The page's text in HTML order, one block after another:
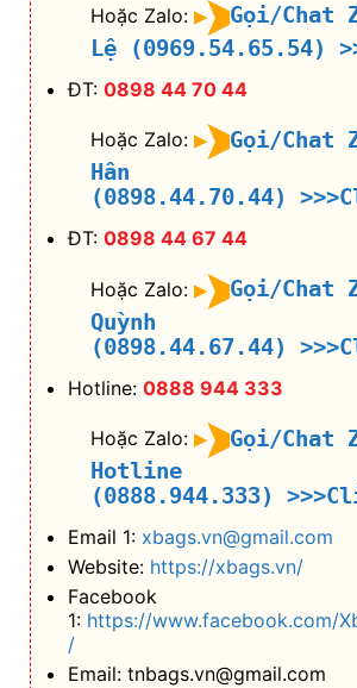
Hoặc Zalo:
Gọi/Chat
Lệ (0969.54.65.54)
ĐT: 0898 44 70 44
Hoặc Zalo:
Gọi/Chat
Hân
(0898.44.70.44)
ĐT: 0898 44 67 44
Hoặc Zalo:
Gọi/Chat
Quỳnh
(0898.44.67.44)
Hotline: 0888 944 333
Hoặc Zalo:
Gọi/Chat
Hotline
(0888.944.333)
Email 1: xbags.vn@gmail.com
Website: https://xbags.vn/
Facebook
1: https://www.facebook.com/
/
Email: tnbags.vn@gmail.com